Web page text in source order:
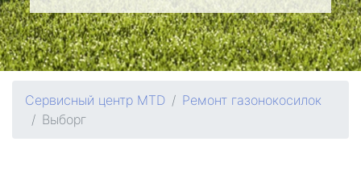
Сервисный центр MTD
Ремонт газонокосилок
Выборг